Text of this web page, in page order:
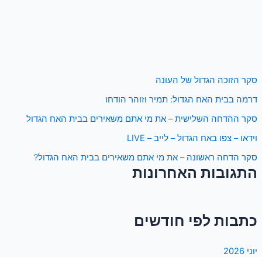
סקר הזוכה הגדול של העונה
דרמה בבית האח הגדול: תמיר וזוהר הודחו
סקר ההדחה השלישית – את מי אתם משאירים בבית האח הגדול
וידאו – צפו באח הגדול – לייב – LIVE
סקר הדחה ראשונה – את מי אתם משאירים בבית האח הגדול?
התגובות האחרונות
כתבות לפי חודשים
יוני 2026